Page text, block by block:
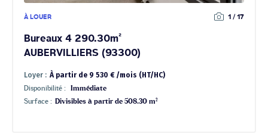
À LOUER 1 / 17
Bureaux 4 290.30m²
AUBERVILLIERS (93300)
Loyer : À partir de 9 530 € /mois (HT/HC)
Disponibilité :
Immédiate
Surface : Divisibles à partir de 508.30 m²